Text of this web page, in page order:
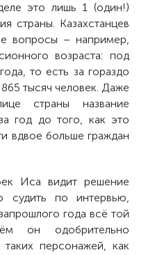
это лишь 1 (один!)
страны. Казахстанцев
вопросы – например,
возраста: под
то есть за гораздо
тысяч человек. Даже
страны название
год до того, как это
вдвое больше граждан
Иса видит решение
судить по интервью,
года всё той
он одобрительно
таких персонажей, как